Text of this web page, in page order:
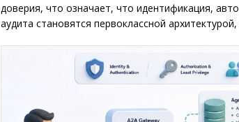
доверия, что означает, что идентификация,
аудита становятся первоклассной